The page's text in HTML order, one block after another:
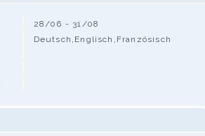
28/06 - 31/08
Deutsch,Englisch,Französisch